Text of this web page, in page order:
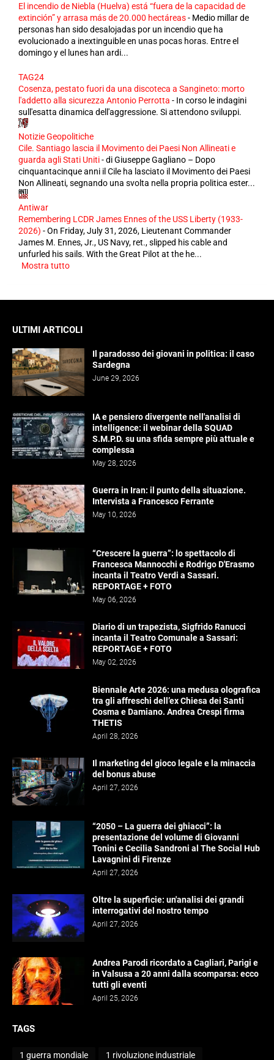
El incendio de Niebla (Huelva) está “fuera de la capacidad de
extinción” y arrasa más de 20.000 hectáreas- Medio millar de
personas han sido desalojadas por un incendio que ha
evolucionado a inextinguible en unas pocas horas. Entre el
domingo y el lunes han ardi...
TAG24
Cosenza, pestato fuori da una discoteca a Sangineto: morto
l'addetto alla sicurezza Antonio Perrotta - In corso le indagini
sull'esatta dinamica dell'aggressione. Si attendono sviluppi.
Notizie Geopolitiche
Cile. Santiago lascia il Movimento dei Paesi Non Allineati e
guarda agli Stati Uniti-di Giuseppe Gagliano – Dopo
cinquantacinque anni il Cile ha lasciato il Movimento dei Paesi
Non Allineati, segnando una svolta nella propria politica ester...
Antiwar
Remembering LCDR James Ennes of the USS Liberty (1933-
2026) -On Friday, July 31, 2026, Lieutenant Commander
James M. Ennes, Jr., US Navy, ret., slipped his cable and
unfurled his sails. With the Great Pilot at the he...
Mostra tutto
ULTIMI ARTICOLI
Il paradosso dei giovani in politica: il caso
Sardegna
June 29, 2026
IA e pensiero divergente nell'analisi di
intelligence: il webinar della SQUAD
S.M.P.D. su una sfida sempre più attuale e
complessa
May 28, 2026
Guerra in Iran: il punto della situazione.
Intervista a Francesco Ferrante
May 10, 2026
“Crescere la guerra”: lo spettacolo di
Francesca Mannocchi e Rodrigo D'Erasmo
incanta il Teatro Verdi a Sassari.
REPORTAGE + FOTO
May 06, 2026
Diario di un trapezista, Sigfrido Ranucci
incanta il Teatro Comunale a Sassari:
REPORTAGE + FOTO
May 02, 2026
Biennale Arte 2026: una medusa olografica
tra gli affreschi dell’ex Chiesa dei Santi
Cosma e Damiano. Andrea Crespi firma
THETIS
April 28, 2026
Il marketing del gioco legale e la minaccia
del bonus abuse
April 27, 2026
“2050 – La guerra dei ghiacci”: la
presentazione del volume di Giovanni
Tonini e Cecilia Sandroni al The Social Hub
Lavagnini di Firenze
April 27, 2026
Oltre la superficie: un'analisi dei grandi
interrogativi del nostro tempo
April 27, 2026
Andrea Parodi ricordato a Cagliari, Parigi e
in Valsusa a 20 anni dalla scomparsa: ecco
tutti gli eventi
April 25, 2026
TAGS
1 guerra mondiale 1 rivoluzione industriale